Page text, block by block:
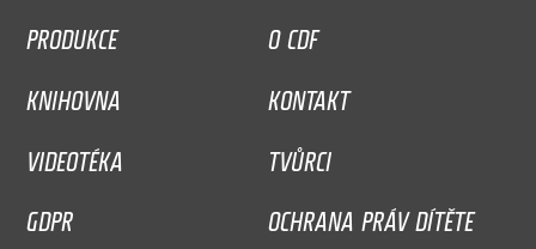
PRODUKCE
O CDF
KNIHOVNA
KONTAKT
VIDEOTÉKA
TVŮRCI
GDPR
OCHRANA PRÁV DÍTĚTE